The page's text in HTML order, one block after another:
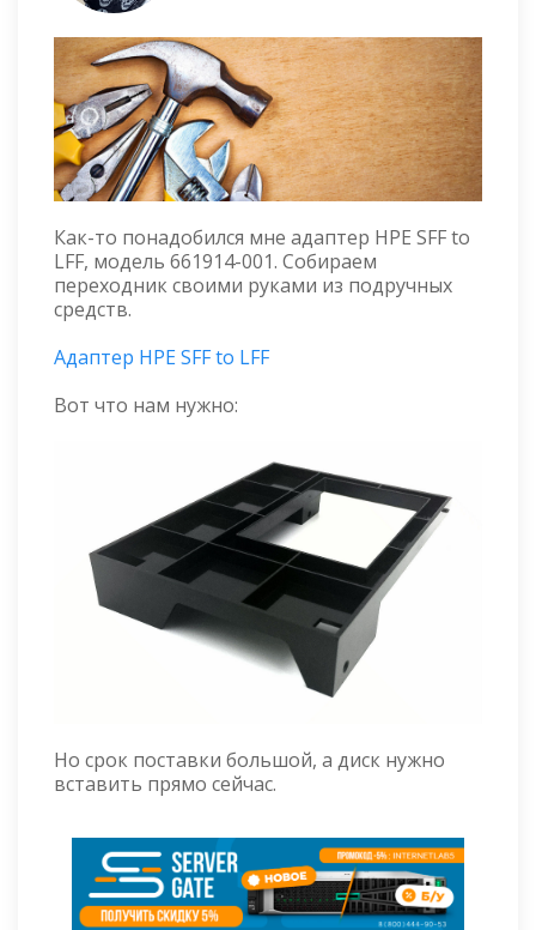
Как-то понадобился мне адаптер HPE SFF to
LFF, модель 661914-001. Собираем
переходник своими руками из подручных
средств.
Адаптер HPE SFF to LFF
Вот что нам нужно:
Но срок поставки большой, а диск нужно
вставить прямо сейчас.